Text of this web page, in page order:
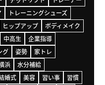
トレーニングシューズ
ヒップアップ
ボディメイク
中高生
企業指導
グ 姿勢
家トレ
浜
水分補給
婚式 美容 習い事
習慣